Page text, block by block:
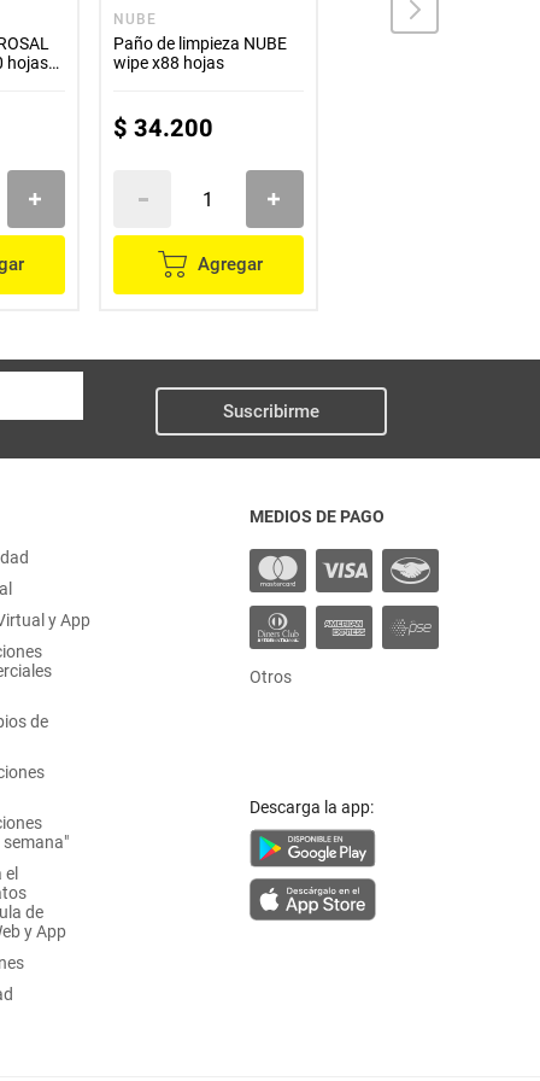
hojas
NUBE
Paño de limpieza NUBE
wipe x88 hojas
$ 34.200
Agregar
COMEJA
Suscribirme
y App
de
semana"
de
y App
MEDIOS DE PAGO
Otros
Descarga la app: